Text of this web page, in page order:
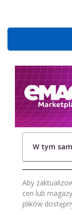
W tym
Aby
cen lub
plików